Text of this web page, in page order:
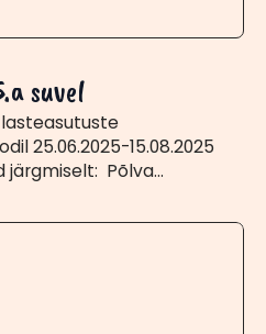
suvel
25.06.2025-15.08.2025
Põlva…